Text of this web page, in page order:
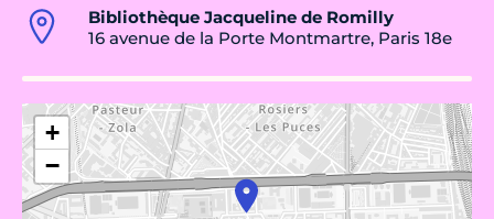
Bibliothèque Jacqueline de Romilly
16 avenue de la Porte Montmartre, Paris 18e
+
−